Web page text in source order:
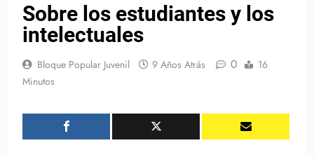
Sobre los estudiantes y los
intelectuales
Bloque Popular Juvenil 9 Años Atrás 0
16
Minutos